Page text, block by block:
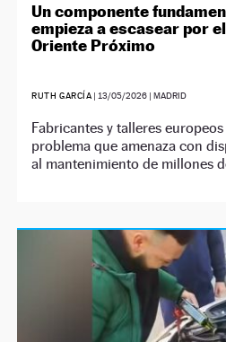
Un componente
empieza a escasear por
Oriente Próximo
RUTH GARCÍA | 13/05/2026 | MADRID
Fabricantes y talleres
problema que amenaza con
al mantenimiento de millones